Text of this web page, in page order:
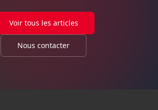
Voir tous les articles
Nous contacter